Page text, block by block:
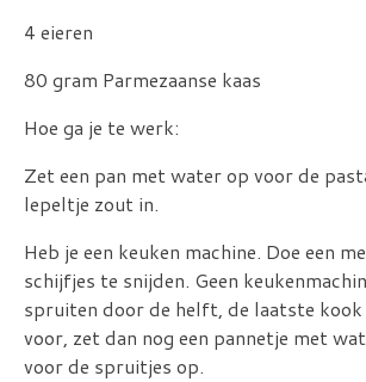
4 eieren
80 gram Parmezaanse kaas
Hoe ga je te werk:
Zet een pan met water op voor de
lepeltje zout in.
Heb je een keuken machine. Doe een
schijfjes te snijden. Geen
spruiten door de helft, de laatste kook
voor, zet dan nog een pannetje met
voor de spruitjes op.